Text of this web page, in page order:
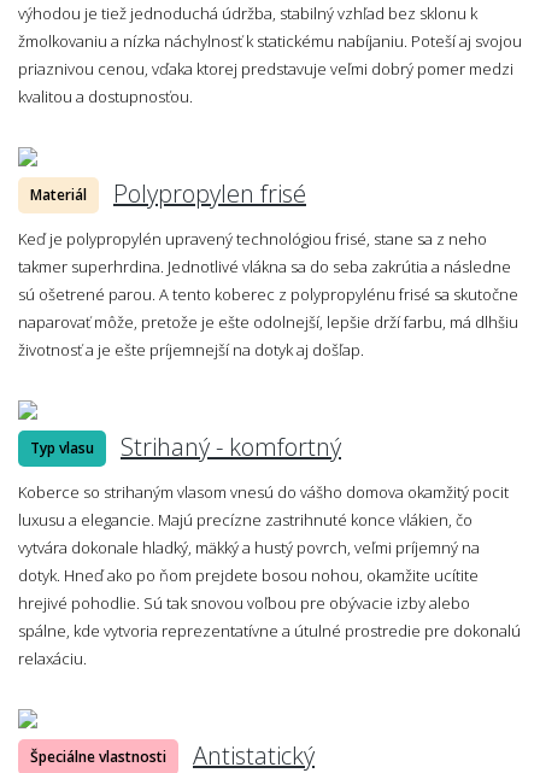
výhodou je tiež jednoduchá údržba, stabilný vzhľad bez sklonu k
žmolkovaniu a nízka náchylnosť k statickému nabíjaniu. Poteší aj svojou
priaznivou cenou, vďaka ktorej predstavuje veľmi dobrý pomer medzi
kvalitou a dostupnosťou.
Materiál Polypropylen frisé
Keď je polypropylén upravený technológiou frisé, stane sa z neho
takmer superhrdina. Jednotlivé vlákna sa do seba zakrútia a následne
sú ošetrené parou. A tento koberec z polypropylénu frisé sa skutočne
naparovať môže, pretože je ešte odolnejší, lepšie drží farbu, má dlhšiu
životnosť a je ešte príjemnejší na dotyk aj došľap.
Typ vlasu Strihaný - komfortný
Koberce so strihaným vlasom vnesú do vášho domova okamžitý pocit
luxusu a elegancie. Majú precízne zastrihnuté konce vlákien, čo
vytvára dokonale hladký, mäkký a hustý povrch, veľmi príjemný na
dotyk. Hneď ako po ňom prejdete bosou nohou, okamžite ucítite
hrejivé pohodlie. Sú tak snovou voľbou pre obývacie izby alebo
spálne, kde vytvoria reprezentatívne a útulné prostredie pre dokonalú
relaxáciu.
Špeciálne vlastnosti Antistatický